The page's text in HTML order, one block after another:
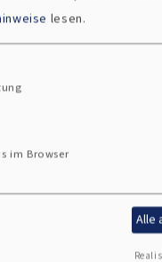
lesen.
im Browser
Alle